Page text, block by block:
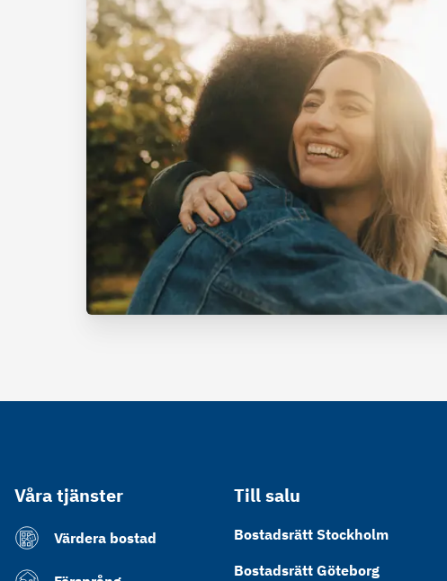
Våra tjänster
Värdera bostad
Till salu
Bostadsrätt Stockholm
Bostadsrätt Göteborg